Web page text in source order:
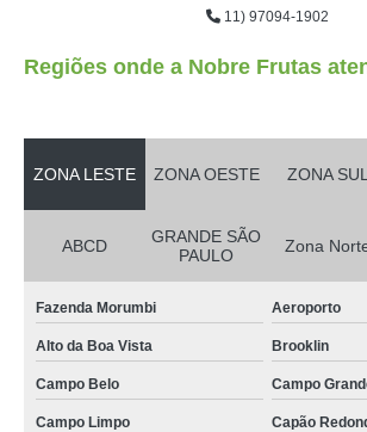
11) 97094-1902
Regiões onde a Nobre Frutas
ZONA LESTE ZONA OESTE ZONA SUL
ABCD
GRANDE SÃO
PAULO
Zona
Fazenda Morumbi Aeroporto
Alto da Boa Vista Brooklin
Campo Belo Campo
Campo Limpo Capão